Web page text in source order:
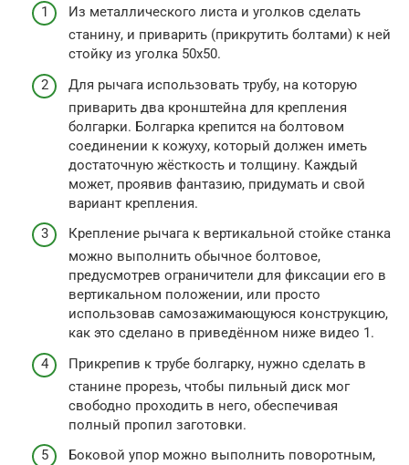
Из металлического листа и уголков сделать
станину, и приварить (прикрутить болтами) к ней
стойку из уголка 50х50.
Для рычага использовать трубу, на которую
приварить два кронштейна для крепления
болгарки. Болгарка крепится на болтовом
соединении к кожуху, который должен иметь
достаточную жёсткость и толщину. Каждый
может, проявив фантазию, придумать и свой
вариант крепления.
Крепление рычага к вертикальной стойке станка
можно выполнить обычное болтовое,
предусмотрев ограничители для фиксации его в
вертикальном положении, или просто
использовав самозажимающуюся конструкцию,
как это сделано в приведённом ниже видео 1.
Прикрепив к трубе болгарку, нужно сделать в
станине прорезь, чтобы пильный диск мог
свободно проходить в него, обеспечивая
полный пропил заготовки.
Боковой упор можно выполнить поворотным,